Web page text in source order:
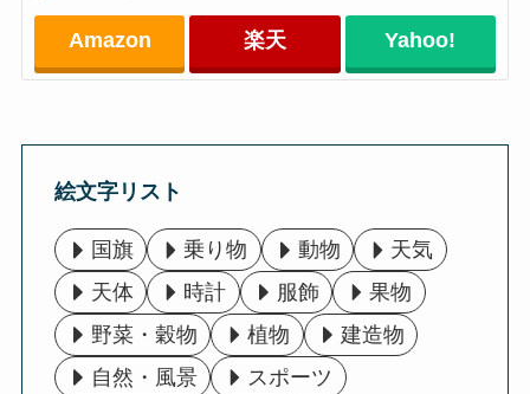
Amazon 楽天 Yahoo!
絵文字リスト
国旗 乗り物 動物
天気
天体
時計 服飾
果物
野菜・穀物
植物
建造物
自然・風景
スポーツ